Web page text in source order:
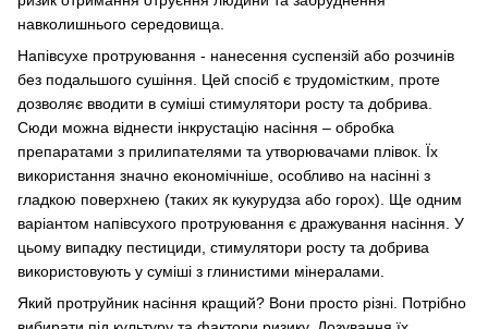
навколишнього середовища.
Напівсухе протруювання - нанесення суспензій або розчинів
без подальшого сушіння. Цей спосіб є трудомістким, проте
дозволяє вводити в суміші стимулятори росту та добрива.
Сюди можна віднести інкрустацію насіння – обробка
препаратами з прилипателями та утворювачами плівок. Їх
використання значно економічніше, особливо на насінні з
гладкою поверхнею (таких як кукурудза або горох). Ще одним
варіантом напівсухого протруювання є дражування насіння. У
цьому випадку пестициди, стимулятори росту та добрива
використовують у суміші з глинистими мінералами.
Який протруйник насіння кращий? Вони просто різні. Потрібно